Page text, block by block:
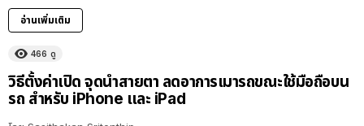
อ่านเพิ่มเติม
466 ดู
วิธีตั้งค่าเปิด จุดนำสายตา ลดอาการเมารถขณะใช้มือถือบน
รถ สำหรับ iPhone และ iPad